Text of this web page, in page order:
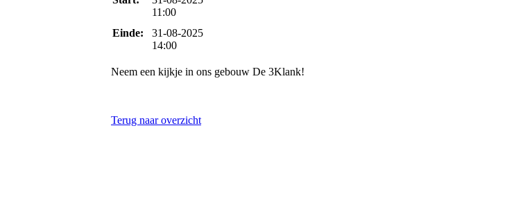
11:00
Einde:
31-08-2025
14:00
Neem een kijkje in ons gebouw De 3Klank!
Terug naar overzicht